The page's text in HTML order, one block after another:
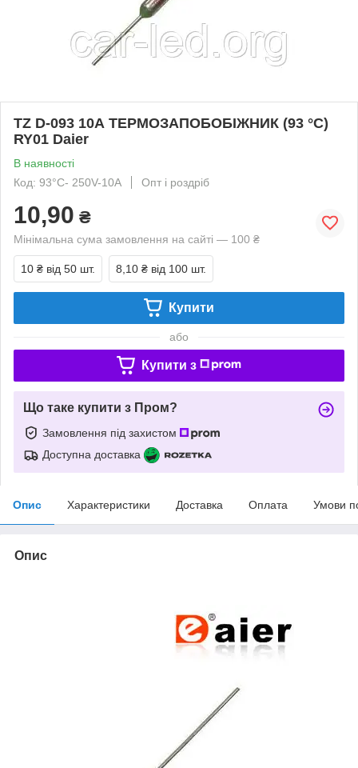
TZ D-093 10А ТЕРМОЗАПОБОБІЖНИК (93 °C)
RY01 Daier
В наявності
Код: 93°C- 250V-10A
Опт і роздріб
10,90 ₴
Мінімальна сума замовлення на сайті — 100 ₴
10 ₴ від 50 шт. 8,10 ₴ від 100 шт.
Купити
або
Купити з
Що таке купити з Пром?
Замовлення під захистом
Доступна доставка
Опис Характеристики Доставка Оплата Умови
Опис